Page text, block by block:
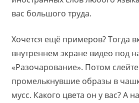
вас большого труда.
Хочется ещё примеров? Тогда
внутреннем экране видео под
«Разочарование». Потом
промелькнувшие образы в
мусс. Какого цвета он у вас? А